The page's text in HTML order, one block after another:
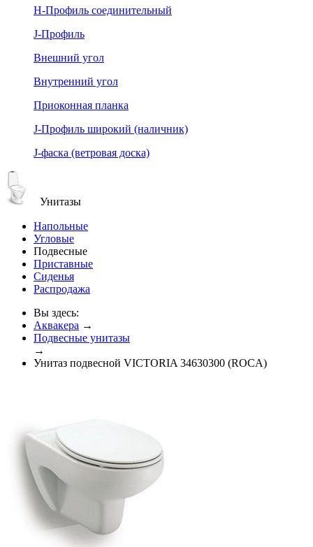
Н-Профиль соединительный
J-Профиль
Внешний угол
Внутренний угол
Приоконная планка
J-Профиль широкий (наличник)
J-фаска (ветровая доска)
Унитазы
Напольные
Угловые
Подвесные
Приставные
Сиденья
Распродажа
Вы здесь:
Аквакера →
Подвесные унитазы
→
Унитаз подвесной VICTORIA 34630300 (ROCA)